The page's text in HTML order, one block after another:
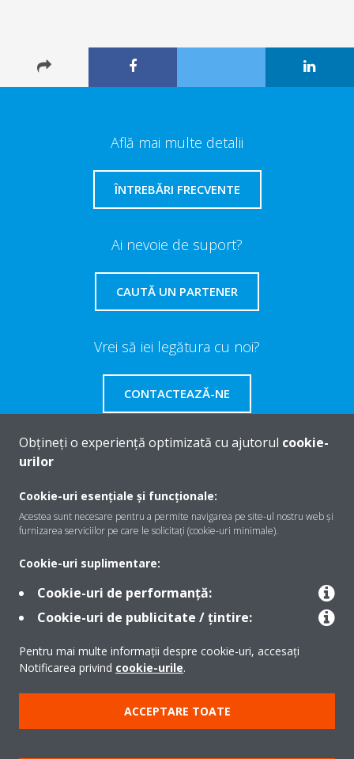
Află mai multe detalii
ÎNTREBĂRI FRECVENTE
Ai nevoie de suport?
CAUTĂ UN PARTENER
Vrei să iei legătura cu noi?
CONTACTEAZĂ-NE
Despre Daikin
Contact
Produse
Copyright © Daikin
Notă legală
Cookie Notice Politica de protecție a datelor
Obțineți o experiență optimizată cu ajutorul cookie-
urilor
Cookie-uri esențiale și funcționale:
Acestea sunt necesare pentru a permite navigarea pe site-ul nostru web și
furnizarea serviciilor pe care le solicitați (cookie-uri minimale).
Cookie-uri suplimentare:
Cookie-uri de performanță:
Cookie-uri de publicitate / țintire:
Pentru mai multe informații despre cookie-uri, accesați
Notificarea privind cookie-urile.
ACCEPTARE TOATE